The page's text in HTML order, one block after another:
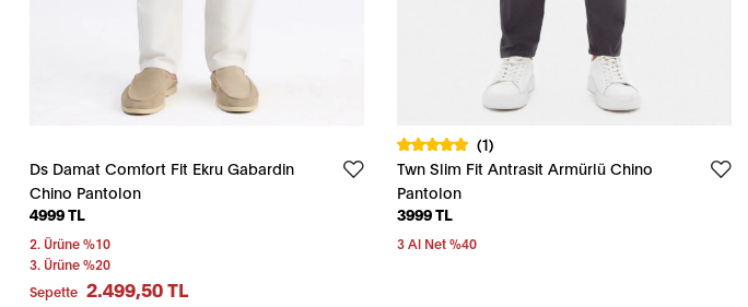
Ds Damat Comfort Fit Ekru Gabardin
Chino Pantolon
4999 TL
2. Ürüne %10
3. Ürüne %20
Sepette 2.499,50 TL
(1)
Twn Slim Fit Antrasit Armürlü Chino
Pantolon
3999 TL
3 Al Net %40